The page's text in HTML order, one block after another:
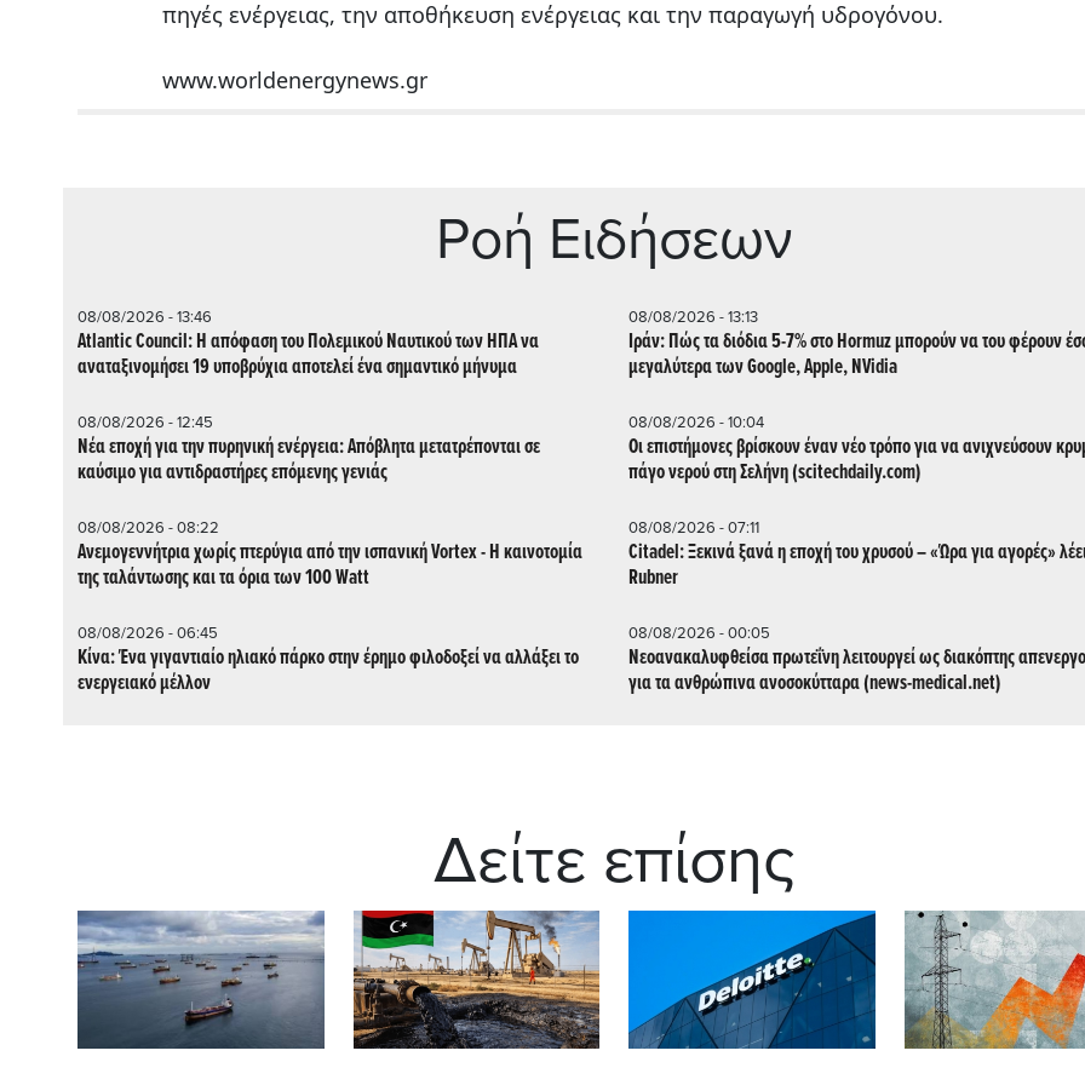
πηγές ενέργειας, την αποθήκευση ενέργειας και την παραγωγή υδρογόνου.
www.worldenergynews.gr
Ρoή Ειδήσεων
08/08/2026 - 13:46
Atlantic Council: Η απόφαση του Πολεμικού Ναυτικού των ΗΠΑ να
αναταξινομήσει 19 υποβρύχια αποτελεί ένα σημαντικό μήνυμα
08/08/2026 - 13:13
Ιράν: Πώς τα διόδια 5-7% στο Hormuz μπορούν να του φέρουν
μεγαλύτερα των Google, Apple, NVidia
08/08/2026 - 12:45
Νέα εποχή για την πυρηνική ενέργεια: Απόβλητα μετατρέπονται σε
καύσιμο για αντιδραστήρες επόμενης γενιάς
08/08/2026 - 10:04
Οι επιστήμονες βρίσκουν έναν νέο τρόπο για να ανιχνεύσουν
πάγο νερού στη Σελήνη (scitechdaily.com)
08/08/2026 - 08:22
Ανεμογεννήτρια χωρίς πτερύγια από την ισπανική Vortex - Η καινοτομία
της ταλάντωσης και τα όρια των 100 Watt
08/08/2026 - 07:11
Citadel: Ξεκινά ξανά η εποχή του χρυσού – «Ώρα για αγορές»
Rubner
08/08/2026 - 06:45
Κίνα: Ένα γιγαντιαίο ηλιακό πάρκο στην έρημο φιλοδοξεί να αλλάξει το
ενεργειακό μέλλον
08/08/2026 - 00:05
Νεοανακαλυφθείσα πρωτεΐνη λειτουργεί ως διακόπτης
για τα ανθρώπινα ανοσοκύτταρα (news-medical.net)
Δείτε επίσης